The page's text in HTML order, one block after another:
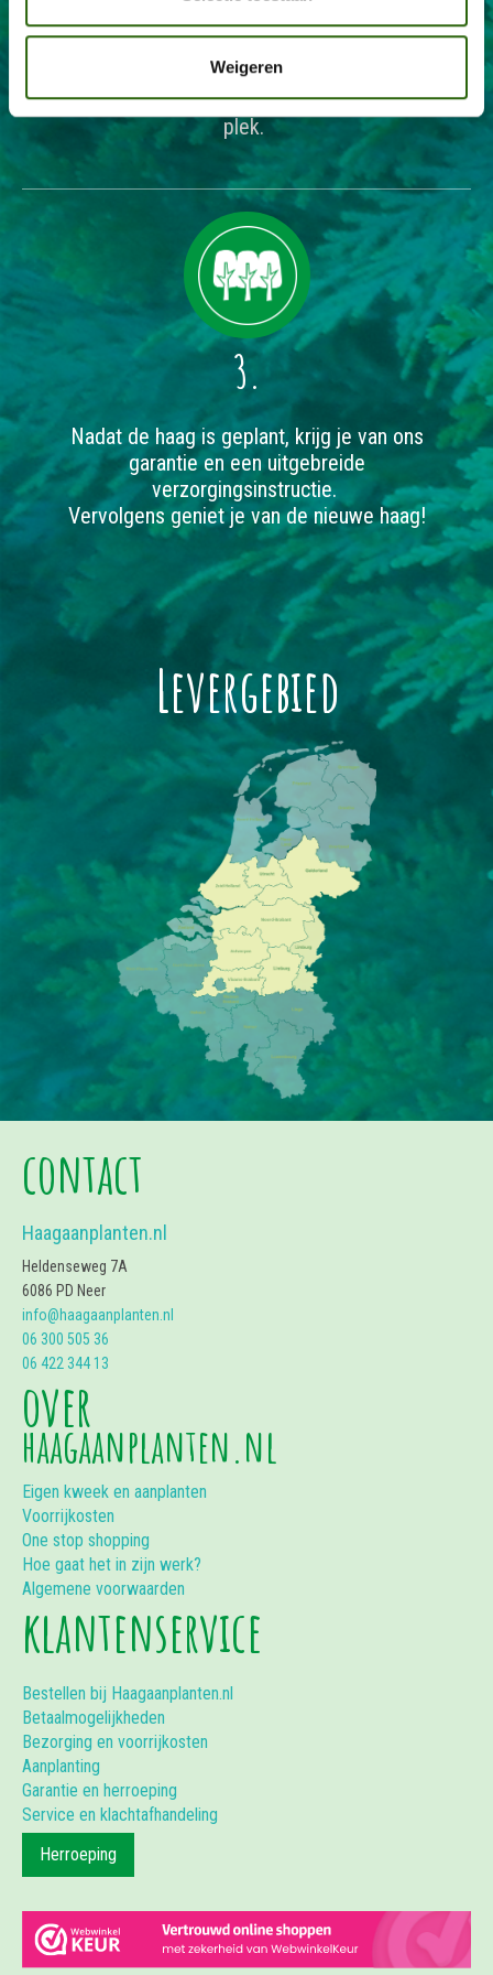
Weigeren
Wij bezorgen de planten bij jou op locatie en
planten de verse haagplanten op de gewenste
plek.
3.
Nadat de haag is geplant, krijg je van ons
garantie en een uitgebreide
verzorgingsinstructie.
Vervolgens geniet je van de nieuwe haag!
Levergebied
contact
Haagaanplanten.nl
Heldenseweg 7A
6086 PD Neer
info@haagaanplanten.nl
06 300 505 36
06 422 344 13
over
haagaanplanten.nl
Eigen kweek en aanplanten
Voorrijkosten
One stop shopping
Hoe gaat het in zijn werk?
Algemene voorwaarden
klantenservice
Bestellen bij Haagaanplanten.nl
Betaalmogelijkheden
Bezorging en voorrijkosten
Aanplanting
Garantie en herroeping
Service en klachtafhandeling
Herroeping